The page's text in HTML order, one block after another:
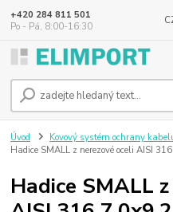
+420 284 811 501
Po - Pá, 8:00-16:30
Úvod Kovový systém ochrany
Hadice SMALL z nerezové oceli AISI
Hadice SMALL